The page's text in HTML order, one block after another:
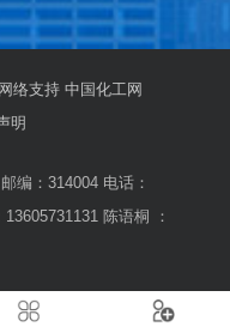
络支持 中国化工网
明
编：314004 电话：
陈语桐 ：